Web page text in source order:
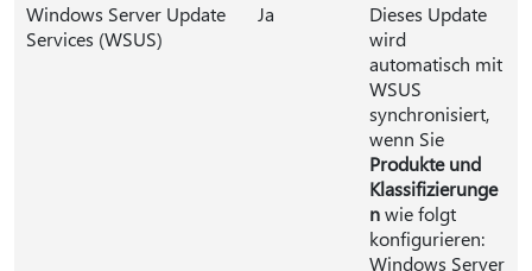
Windows Server Update
Services (WSUS)
Ja
Dieses Update
wird
automatisch mit
WSUS
synchronisiert,
wenn Sie
Produkte und
Klassifizierunge
nwie folgt
konfigurieren:
Windows Server